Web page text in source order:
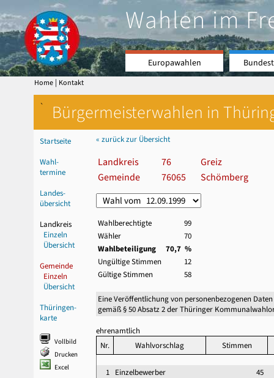
Wahlen im
Europawahlen
Home | Kontakt
` Bürgermeisterwahlen in
Startseite
Wahl-
termine
Landes-
übersicht
Landkreis
Einzeln
Übersicht
Gemeinde
Einzeln
Übersicht
Thüringen-
karte
Vollbild
Drucken
Excel
« zurück zur Übersicht
Landkreis 76
Greiz
Gemeinde
76065 Schömberg
Wahlberechtigte
99
Wähler
70
Wahlbeteiligung
70,7 %
Ungültige Stimmen
12
Gültige Stimmen
58
Eine Veröffentlichung von personenbezogenen
gemäß § 50 Absatz 2 der Thüringer
ehrenamtlich
Nr.
Wahlvorschlag Stimmen
1 Einzelbewerber
45